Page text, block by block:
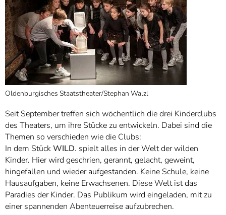
Oldenburgisches Staatstheater/Stephan Walzl
Seit September treffen sich wöchentlich die drei Kinderclubs
des Theaters, um ihre Stücke zu entwickeln. Dabei sind die
Themen so verschieden wie die Clubs:
In dem StückWILD. spielt alles in der Welt der wilden
Kinder. Hier wird geschrien, gerannt, gelacht, geweint,
hingefallen und wieder aufgestanden. Keine Schule, keine
Hausaufgaben, keine Erwachsenen. Diese Welt ist das
Paradies der Kinder. Das Publikum wird eingeladen, mit zu
einer spannenden Abenteuerreise aufzubrechen.